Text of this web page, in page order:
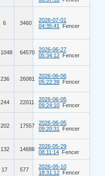
6 3460
2026-07-01
04:35:41
Fencer
1048 64570
2026-06-27
05:34:12 Fencer
236 26081
2026-06-06
05:22:39 Fencer
244 22011
2026-06-05
09:24:10 Fencer
202 17557
2026-06-05
09:20:31
Fencer
132 14686
2026-05-29
08:11:14 Fencer
17 577
2026-05-10
18:31:12 Fencer